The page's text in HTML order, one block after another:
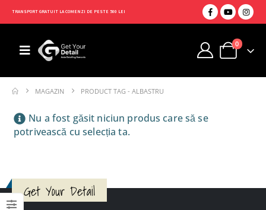
TRANSPORT GRATUIT LA COMENZI DE PESTE 500 LEI
0
MAGAZIN PRODUCT TAG -ALBASTRU
Nu a fost găsit niciun produs care să se
potrivească cu selecția ta.
Get Your Detail